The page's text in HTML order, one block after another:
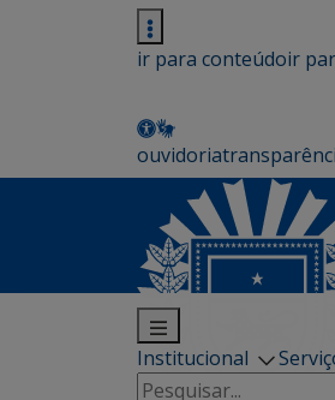
ir para conteúdoir
ouvidoria
Institucional
Pesquisar